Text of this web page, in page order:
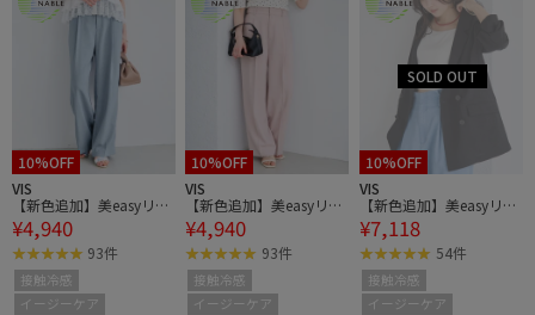
10%OFF
VIS
【新色追加】美easyリネ
ンライクワイドパンツ/
イージーケア・接触冷
感・セットアップ対応
¥4,940
93件
接触冷感
イージーケア
10%OFF
VIS
【新色追加】美easyリネ
ンライクワイドパンツ/
イージーケア・接触冷
感・セットアップ対応
¥4,940
93件
接触冷感
イージーケア
10%OFF
VIS
【新色追加】美easyリネ
ンライクテーラードジャ
ケット/イージーケア・
接触冷感・セットアップ
対応
¥7,118
54件
接触冷感
イージーケア